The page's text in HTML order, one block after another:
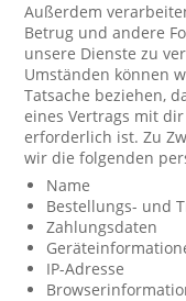
Außerdem
Betrug und andere
unsere Dienste zu
Umständen können
Tatsache beziehen,
eines Vertrags mit
erforderlich ist. Zu
wir die folgenden
Name
Bestellungs- und
Zahlungsdaten
IP-Adresse